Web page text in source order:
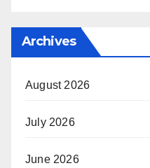
Archives
August 2026
July 2026
June 2026